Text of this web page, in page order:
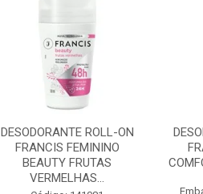
DESODORANTE ROLL-ON
FRANCIS FEMININO
BEAUTY FRUTAS
VERMELHAS...